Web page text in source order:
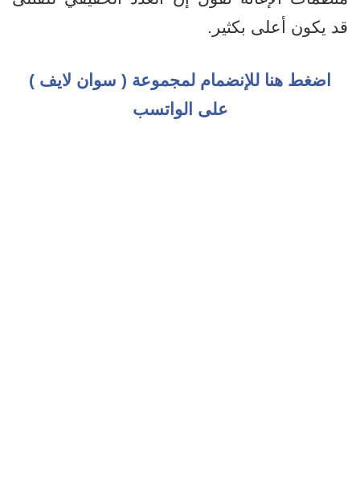
قد يكون أعلى بكثير.
اضغط هنا للإنضمام لمجموعة ( سوان لايف )
على الواتسب